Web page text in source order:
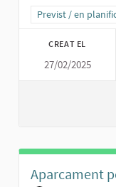
Resultats al filtrar
Previst / en
CREAT EL
27/02/2025
Aparcament